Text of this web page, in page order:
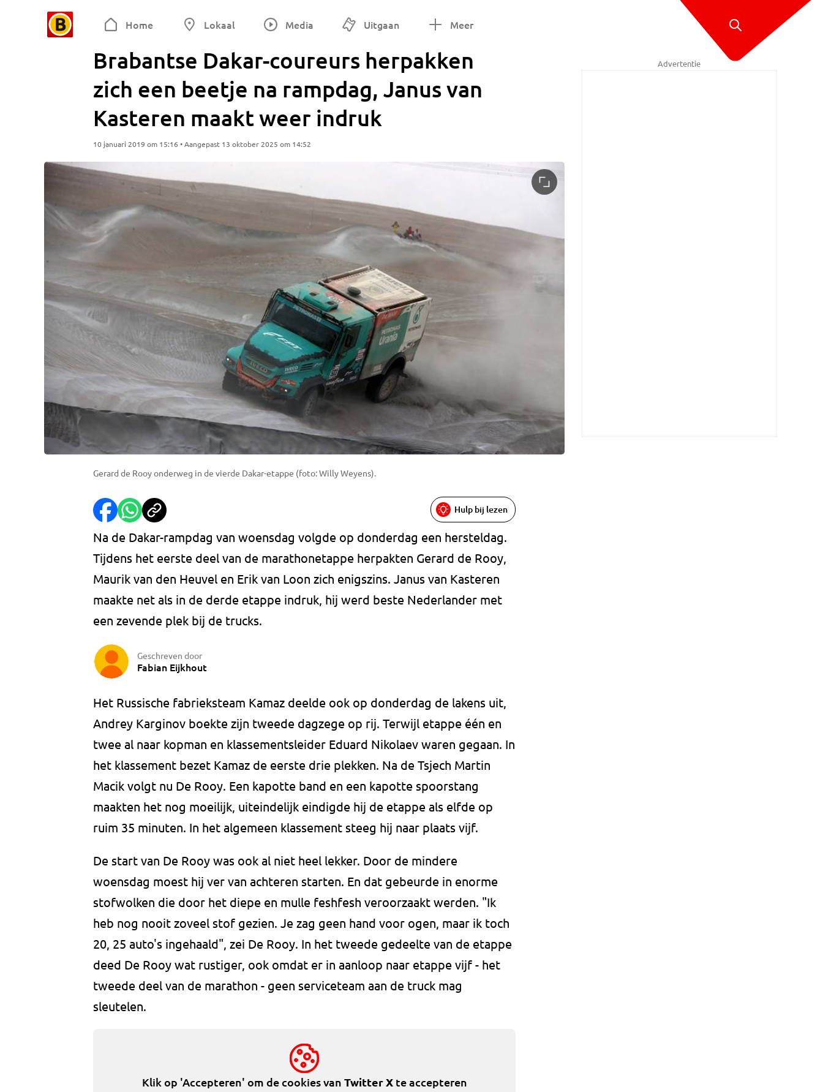
Home Lokaal Media Uitgaan Meer
Brabantse Dakar-coureurs herpakken
zich een beetje na rampdag, Janus van
Kasteren maakt weer indruk
10 januari 2019 om 15:16 • Aangepast 13 oktober 2025 om 14:52
Gerard de Rooy onderweg in de vierde Dakar-etappe (foto: Willy Weyens).
Hulp bij lezen
Na de Dakar-rampdag van woensdag volgde op donderdag een hersteldag.
Tijdens het eerste deel van de marathonetappe herpakten Gerard de Rooy,
Maurik van den Heuvel en Erik van Loon zich enigszins. Janus van Kasteren
maakte net als in de derde etappe indruk, hij werd beste Nederlander met
een zevende plek bij de trucks.
Geschreven door
Fabian Eijkhout
Het Russische fabrieksteam Kamaz deelde ook op donderdag de lakens uit,
Andrey Karginov boekte zijn tweede dagzege op rij. Terwijl etappe één en
twee al naar kopman en klassementsleider Eduard Nikolaev waren gegaan. In
het klassement bezet Kamaz de eerste drie plekken. Na de Tsjech Martin
Macik volgt nu De Rooy. Een kapotte band en een kapotte spoorstang
maakten het nog moeilijk, uiteindelijk eindigde hij de etappe als elfde op
ruim 35 minuten. In het algemeen klassement steeg hij naar plaats vijf.
De start van De Rooy was ook al niet heel lekker. Door de mindere
woensdag moest hij ver van achteren starten. En dat gebeurde in enorme
stofwolken die door het diepe en mulle feshfesh veroorzaakt werden. "Ik
heb nog nooit zoveel stof gezien. Je zag geen hand voor ogen, maar ik toch
20, 25 auto's ingehaald", zei De Rooy. In het tweede gedeelte van de etappe
deed De Rooy wat rustiger, ook omdat er in aanloop naar etappe vijf - het
tweede deel van de marathon - geen serviceteam aan de truck mag
sleutelen.
Klik op 'Accepteren' om de cookies van Twitter Xte accepteren
Advertentie